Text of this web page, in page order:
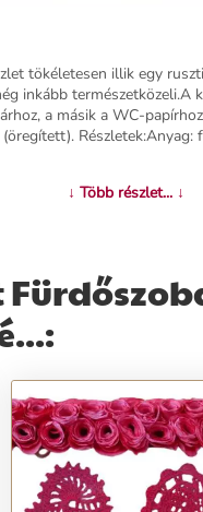
tökéletesen illik egy
inkább
a másik a WC-
Részletek:Anyag:
↓ Több részlet... ↓